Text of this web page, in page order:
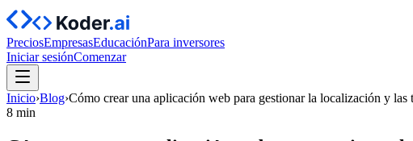
PreciosEmpresasEducaciónPara inversores
Iniciar sesiónComenzar
Inicio›Blog›Cómo crear una aplicación web para gestionar la localización y las
8 min